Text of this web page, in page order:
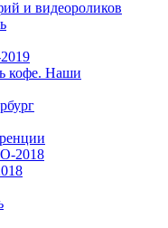
и видеороликов
кофе. Наши
2018